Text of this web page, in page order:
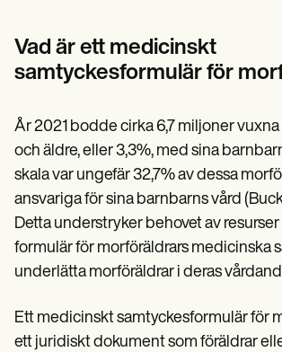
Demos
Training Hub
Webinars
Pricing
Why Carepatron?
Get started
Vad är ett medicinskt
samtyckesformulär för
År 2021 bodde cirka 6,7 miljoner
och äldre, eller 3,3%, med sina
skala var ungefär 32,7% av dessa
ansvariga för sina barnbarns vård
Detta understryker behovet av
formulär för morföräldrars medicinska
underlätta morföräldrar i deras
Ett medicinskt samtyckesformulär för
ett juridiskt dokument som föräldrar